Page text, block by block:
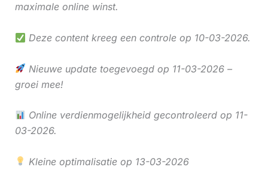
maximale online winst.
Deze content kreeg een controle op 10-03-2026.
Nieuwe update toegevoegd op 11-03-2026 –
groei mee!
Online verdienmogelijkheid gecontroleerd op 11-
03-2026.
Kleine optimalisatie op 13-03-2026